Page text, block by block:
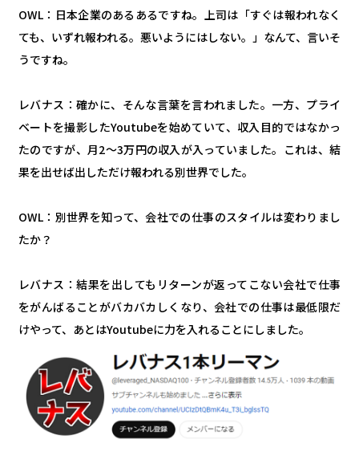
OWL：日本企業のあるあるですね。上司は「すぐは報われなく
ても、いずれ報われる。悪いようにはしない。」なんて、言いそ
うですね。
レバナス：確かに、そんな言葉を言われました。一方、プライ
ベートを撮影したYoutubeを始めていて、収入目的ではなかっ
たのですが、月2～3万円の収入が入っていました。これは、結
果を出せば出しただけ報われる別世界でした。
OWL：別世界を知って、会社での仕事のスタイルは変わりまし
たか？
レバナス：結果を出してもリターンが返ってこない会社で仕事
をがんばることがバカバカしくなり、会社での仕事は最低限だ
けやって、あとはYoutubeに力を入れることにしました。